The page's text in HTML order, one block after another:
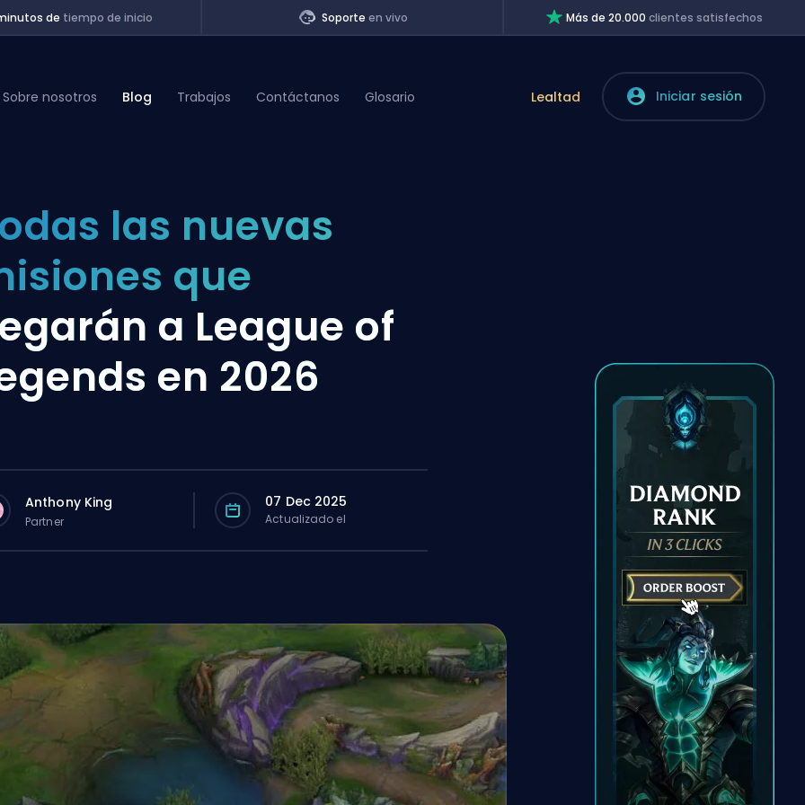
de tiempo de inicio Soporteen vivo Más de 20.000clientes satisfechos
Sobre nosotros Blog Trabajos Contáctanos Glosario Lealtad Iniciar sesión
las nuevas
que
a League of
en 2026
Anthony King
Partner
07 Dec 2025
Actualizado el